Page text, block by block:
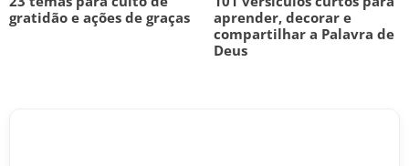
gratidão e ações de graças
aprender, decorar e
compartilhar a Palavra de
Deus